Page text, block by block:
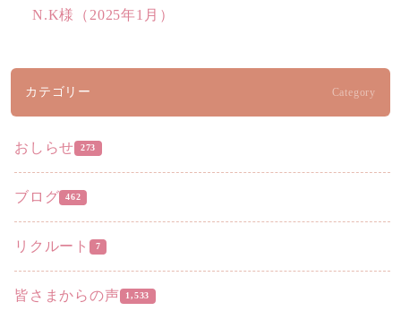
N.K様（2025年1月）
カテゴリー Category
おしらせ 273
ブログ 462
リクルート 7
皆さまからの声 1,533